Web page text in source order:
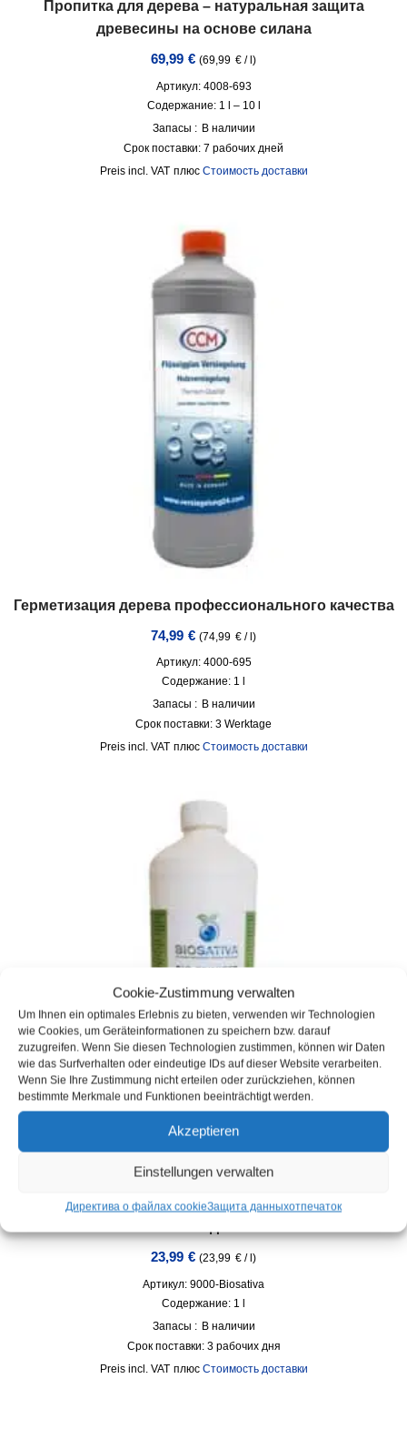
Cookie-Zustimmung verwalten
Um Ihnen ein optimales Erlebnis zu bieten, verwenden wir Technologien
wie Cookies, um Geräteinformationen zu speichern bzw. darauf
zuzugreifen. Wenn Sie diesen Technologien zustimmen, können wir Daten
wie das Surfverhalten oder eindeutige IDs auf dieser Website verarbeiten.
Wenn Sie Ihre Zustimmung nicht erteilen oder zurückziehen, können
bestimmte Merkmale und Funktionen beeinträchtigt werden.
Akzeptieren
Einstellungen verwalten
Директива о файлах cookieЗащита данныхотпечаток
Пропитка для дерева – натуральная защита
древесины на основе силана
69,99 € (69,99 € / )
Артикул: 4008-693
Содержание: 1 l – 10 l
Запасы : В наличии
Срок поставки: 7 рабочих дней
incl. VAT плюс Стоимость доставки
Герметизация дерева профессионального качества
74,99 € (74,99 € /l)
Артикул: 4000-695
Содержание: 1
Запасы : В наличии
Срок поставки: 3 Werktage
incl. VAT плюс Стоимость доставки
BIOSATIVA® – Биоочиститель – концентрат для
приготовления готового к использованию раствора
23,99 € (23,99 € / )
Артикул: 9000-Biosativa
Содержание: 1 l
Запасы : В наличии
Срок поставки: 3 рабочих дня
incl. VAT плюс Стоимость доставки